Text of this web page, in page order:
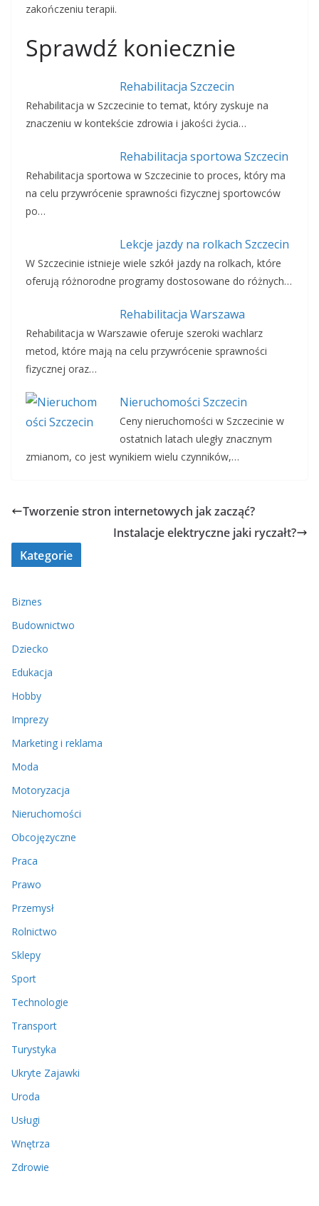
zakończeniu terapii.
Sprawdź koniecznie
Rehabilitacja Szczecin
Rehabilitacja w Szczecinie to temat, który zyskuje na
znaczeniu w kontekście zdrowia i jakości życia…
Rehabilitacja sportowa Szczecin
Rehabilitacja sportowa w Szczecinie to proces, który ma
na celu przywrócenie sprawności fizycznej sportowców
po…
Lekcje jazdy na rolkach Szczecin
W Szczecinie istnieje wiele szkół jazdy na rolkach, które
oferują różnorodne programy dostosowane do różnych…
Rehabilitacja Warszawa
Rehabilitacja w Warszawie oferuje szeroki wachlarz
metod, które mają na celu przywrócenie sprawności
fizycznej oraz…
Nieruchomości Szczecin
Ceny nieruchomości w Szczecinie w
ostatnich latach uległy znacznym
zmianom, co jest wynikiem wielu czynników,…
Tworzenie stron internetowych jak zacząć?
Instalacje elektryczne jaki ryczałt?
Kategorie
Biznes
Budownictwo
Dziecko
Edukacja
Hobby
Imprezy
Marketing i reklama
Moda
Motoryzacja
Nieruchomości
Obcojęzyczne
Praca
Prawo
Przemysł
Rolnictwo
Sklepy
Sport
Technologie
Transport
Turystyka
Ukryte Zajawki
Uroda
Usługi
Wnętrza
Zdrowie